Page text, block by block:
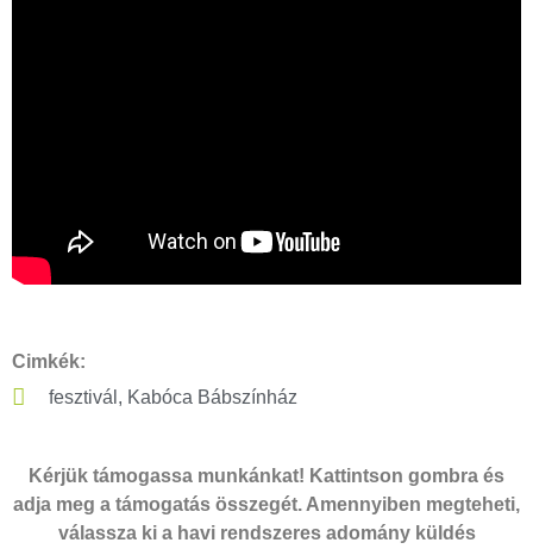
Cimkék:
fesztivál , Kabóca Bábszínház
Kérjük támogassa munkánkat! Kattintson gombra és
adja meg a támogatás összegét. Amennyiben megteheti,
válassza ki a havi rendszeres adomány küldés